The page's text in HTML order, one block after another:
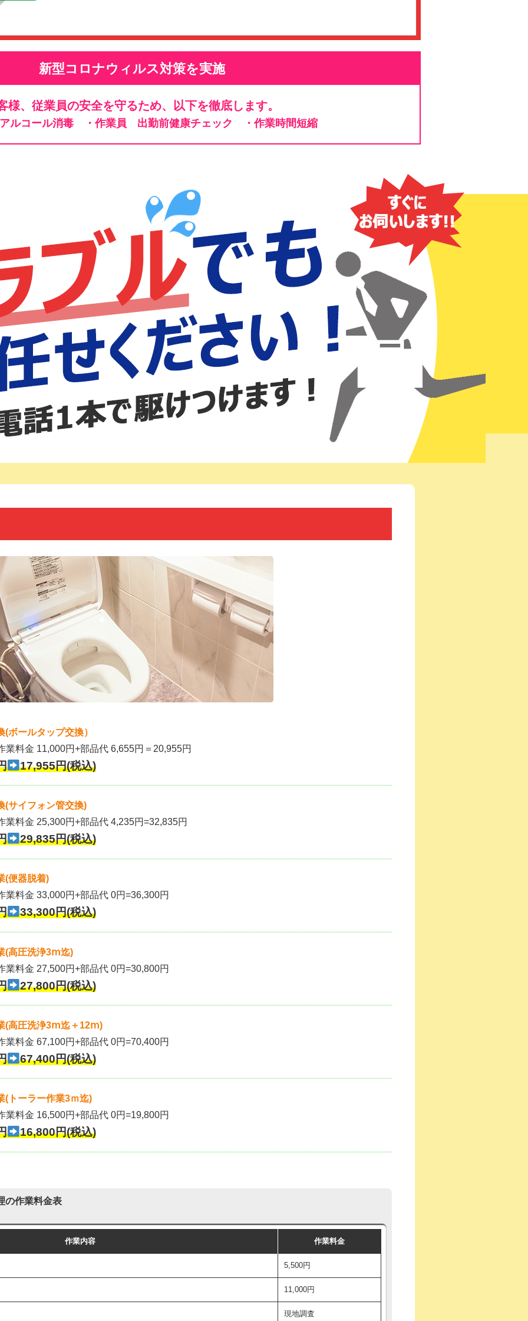
新型コロナウィルス対策を実施
様、従業員の安全を守るため、以下を徹底します。
ルコール消毒 ・作業員 出勤前健康チェック ・作業時間短縮
ボールタップ交換）
業料金 11,000円+部品代 6,655円＝20,955円
17,955円(税込)
(サイフォン管交換)
業料金 25,300円+部品代 4,235円=32,835円
29,835円(税込)
(便器脱着)
業料金 33,000円+部品代 0円=36,300円
33,300円(税込)
(高圧洗浄3ⅿ迄)
業料金 27,500円+部品代 0円=30,800円
27,800円(税込)
(高圧洗浄3ⅿ迄＋12ⅿ)
業料金 67,100円+部品代 0円=70,400円
67,400円(税込)
(トーラー作業3ｍ迄)
業料金 16,500円+部品代 0円=19,800円
16,800円(税込)
の作業料金表
作業内容 作業料金
5,500円
11,000円
現地調査